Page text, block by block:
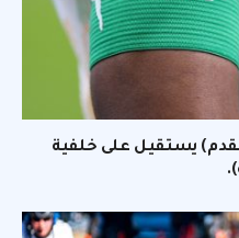
القدم) يستقيل على خلفية